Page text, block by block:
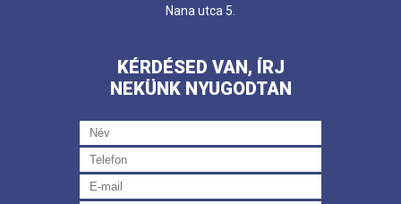
Nana utca 5.
KÉRDÉSED VAN, ÍRJ
NEKÜNK NYUGODTAN